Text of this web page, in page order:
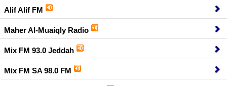
Alif Alif FM
Maher Al-Muaiqly Radio
Mix FM 93.0 Jeddah
Mix FM SA 98.0 FM